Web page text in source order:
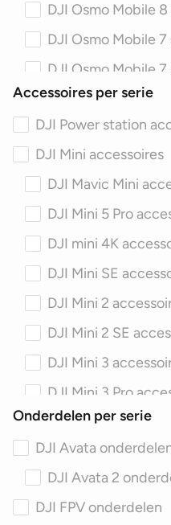
DJI Osmo Mobile
DJI Osmo Mobile
DJI Osmo Mobile
DJI Osmo Pocket
DJI Osmo Pocket 4
DJI Osmo Pocket 1
DJI Osmo Pocket 2
DJI Osmo Pocket 3
DJI Ronin Cinema
DJI Ronin RS 3 Mini
DJI Ronin RS 4
DJI Ronin RS 4 Pro
DJI Ronin RS 4 Mini
DJI Ronin 2
DJI Ronin S
DJI Ronin SC
DJI Ronin RS 2
DJI Ronin RSC 2
Accessoires per serie
DJI Power station
DJI Mini accessoires
DJI Mavic Mini
DJI Mini 5 Pro
DJI mini 4K
DJI Mini SE
DJI Mini 2
DJI Mini 2 SE
DJI Mini 3
DJI Mini 3 Pro
DJI Mini 4 Pro
DJI Neo accessoires
DJI Neo
DJI Neo 2
Onderdelen per serie
DJI Avata
DJI Avata 2
DJI FPV onderdelen